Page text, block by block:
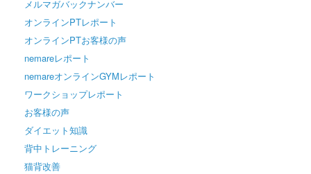
メルマガバックナンバー
オンラインPTレポート
オンラインPTお客様の声
nemareレポート
nemareオンラインGYMレポート
ワークショップレポート
お客様の声
ダイエット知識
背中トレーニング
猫背改善